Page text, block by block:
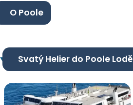
O Poole
Svatý Helier do Poole Lodě